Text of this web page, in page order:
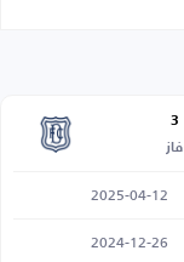
3
فاز
2025-04-12
2024-12-26